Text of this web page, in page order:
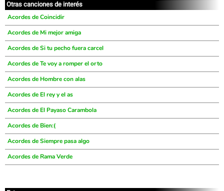
Otras canciones de interés
Acordes de Coincidir
Acordes de Mi mejor amiga
Acordes de Si tu pecho fuera carcel
Acordes de Te voy a romper el orto
Acordes de Hombre con alas
Acordes de El rey y el as
Acordes de El Payaso Carambola
Acordes de Bien:(
Acordes de Siempre pasa algo
Acordes de Rama Verde